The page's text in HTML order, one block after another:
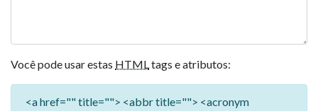
Você pode usar estas HTMLtags e atributos:
<a href="" title=""> <abbr title=""> <acronym